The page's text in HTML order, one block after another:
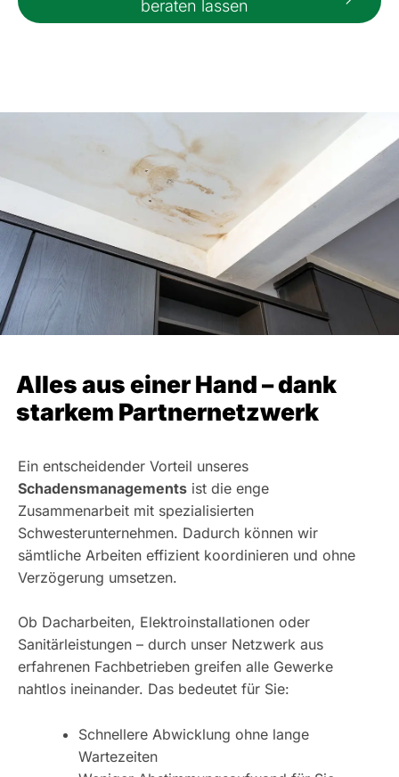
beraten lassen
Alles aus einer Hand – dank
starkem Partnernetzwerk
Ein entscheidender Vorteil unseres
Schadensmanagements ist die enge
Zusammenarbeit mit spezialisierten
Schwesterunternehmen. Dadurch können wir
sämtliche Arbeiten effizient koordinieren und ohne
Verzögerung umsetzen.
Ob Dacharbeiten, Elektroinstallationen oder
Sanitärleistungen – durch unser Netzwerk aus
erfahrenen Fachbetrieben greifen alle Gewerke
nahtlos ineinander. Das bedeutet für Sie:
Schnellere Abwicklung ohne lange
Wartezeiten